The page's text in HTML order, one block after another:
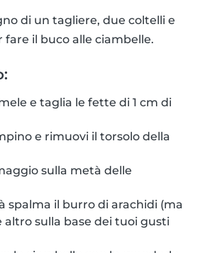
di un tagliere, due coltelli e
il buco alle ciambelle.
e taglia le fette di 1 cm di
e rimuovi il torsolo della
sulla metà delle
spalma il burro di arachidi (ma
altro sulla base dei tuoi gusti